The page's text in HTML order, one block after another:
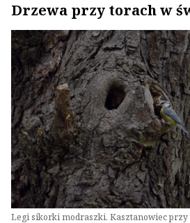
Drzewa przy torach w
Legi sikorki modraszki. Kasztanowiec przy